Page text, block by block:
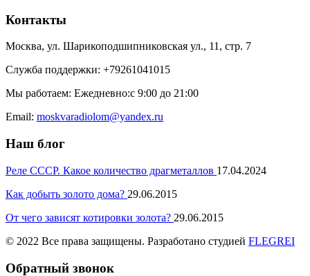
Контакты
Москва, ул. Шарикоподшипниковская ул., 11, стр. 7
Служба поддержки: +79261041015
Мы работаем: Ежедневно:с 9:00 до 21:00
Email: moskvaradiolom@yandex.ru
Наш блог
Реле СССР. Какое количество драгметаллов 17.04.2024
Как добыть золото дома? 29.06.2015
От чего зависят котировки золота? 29.06.2015
© 2022 Все права защищены. Разработано студией FLEGREI
Обратный звонок